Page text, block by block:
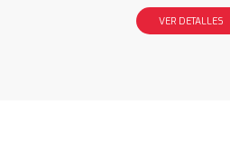
VER DETALLES